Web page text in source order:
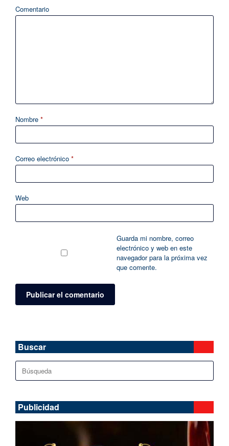
Comentario
Nombre *
Correo electrónico *
Web
Guarda mi nombre, correo
electrónico y web en este
navegador para la próxima vez
que comente.
Buscar
Buscar:
Publicidad